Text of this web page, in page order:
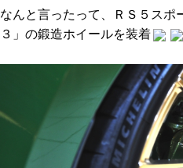
なんと言ったって、ＲＳ５スポ
３」の鍛造ホイールを装着